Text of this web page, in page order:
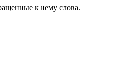
к нему слова.